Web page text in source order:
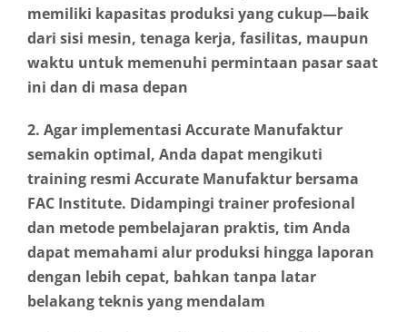
memiliki kapasitas produksi yang cukup—baik
dari sisi mesin, tenaga kerja, fasilitas, maupun
waktu untuk memenuhi permintaan pasar saat
ini dan di masa depan
2. Agar implementasi Accurate Manufaktur
semakin optimal, Anda dapat mengikuti
training resmi Accurate Manufaktur bersama
FAC Institute. Didampingi trainer profesional
dan metode pembelajaran praktis, tim Anda
dapat memahami alur produksi hingga laporan
dengan lebih cepat, bahkan tanpa latar
belakang teknis yang mendalam